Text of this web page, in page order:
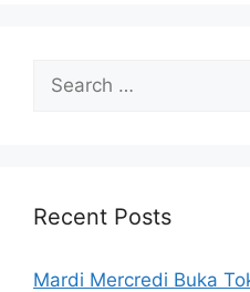
for:
Recent Posts
Mardi Mercredi Buka